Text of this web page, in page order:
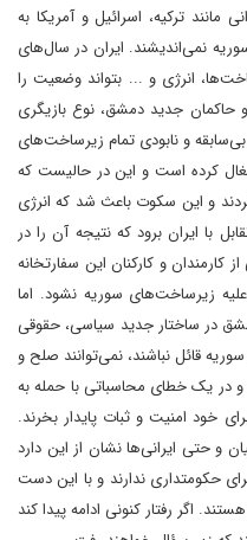
مانند ترکیه، اسرائیل و آمریکا به
نمی‌اندیشند. ایران در سال‌های
انرژی و ... بتواند وضعیت را
حاکمان جدید دمشق، نوع بازیگری
و نابودی تمام زیرساخت‌های
کرده است و این در حالیست که
و این سکوت باعث شد که انرژی
با ایران برود که نتیجه آن را در
و کارکنان این سفارتخانه
زیرساخت‌های سوریه نشود. اما
در ساختار جدید سیاسی، حقوقی
قائل نباشند، نمی‌توانند صلح و
و در یک خطای محاسباتی با حمله به
خود امنیت و ثبات پایدار بخرند.
و حتی ایرانی‌ها نشان از این دارد
حکومتداری ندارند و با این دست
اگر رفتار کنونی ادامه پیدا کند